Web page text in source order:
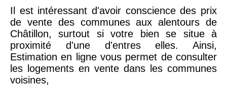
18ème
arrondissement
10 114 € 11 322 €
75020 -Paris
20ème
arrondissement
9 623 € 11 141 €
Il est intéressant d'avoir conscience des prix
de vente des communes aux alentours de
Châtillon, surtout si votre bien se situe à
proximité d'une d'entres elles. Ainsi,
Estimation en ligne vous permet de consulter
les logements en vente dans les communes
voisines,